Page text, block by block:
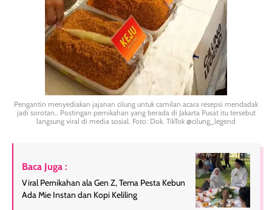
Pengantin menyediakan jajanan cilung untuk camilan acara resepsi mendadak
jadi sorotan.. Postingan pernikahan yang berada di Jakarta Pusat itu tersebut
langsung viral di media sosial. Foto: Dok. TikTok @cilung_legend
Baca Juga :
Viral Pernikahan ala Gen Z, Tema Pesta Kebun
Ada Mie Instan dan Kopi Keliling